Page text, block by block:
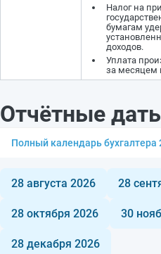
Налог на
бумагам
доходов.
Уплата
за месяцем
Отчётные
Полный календарь бухгалтера
28 августа 2026 28
28 октября 2026 30
28 декабря 2026